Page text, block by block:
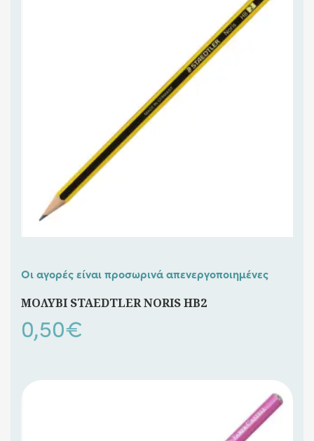
Οι αγορές είναι προσωρινά απενεργοποιημένες
ΜΟΛΥΒΙ STAEDTLER NORIS HB2
0,50€